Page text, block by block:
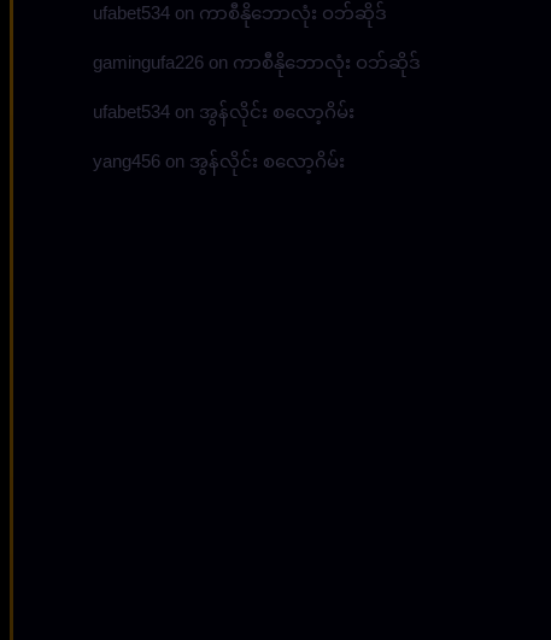
ufabet534 on ကာစီနိုဘောလုံး ဝဘ်ဆိုဒ်
gamingufa226 on ကာစီနိုဘောလုံး ဝဘ်ဆိုဒ်
ufabet534 on အွန်လိုင်း စလော့ဂိမ်း
yang456 on အွန်လိုင်း စလော့ဂိမ်း